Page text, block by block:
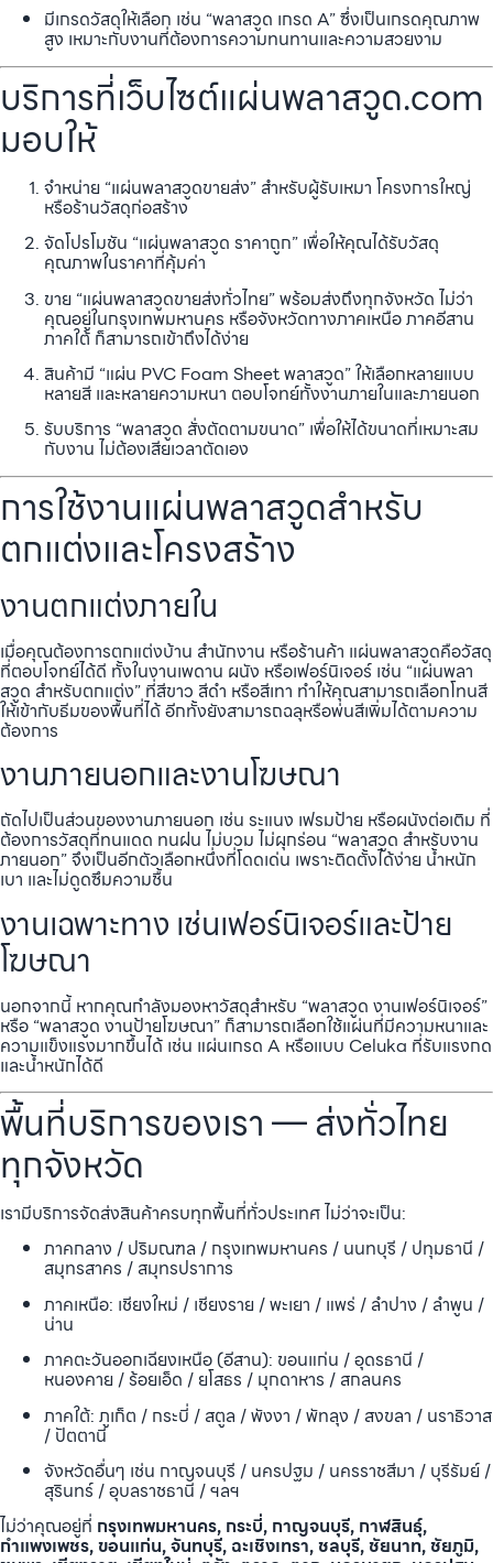
มีเกรดวัสดุให้เลือก เช่น “พลาสวูด เกรด A” ซึ่งเป็นเกรดคุณภาพ
สูง เหมาะกับงานที่ต้องการความทนทานและความสวยงาม
บริการที่เว็บไซต์แผ่นพลาสวูด.com
มอบให้
จำหน่าย “แผ่นพลาสวูดขายส่ง” สำหรับผู้รับเหมา โครงการใหญ่
หรือร้านวัสดุก่อสร้าง
จัดโปรโมชัน “แผ่นพลาสวูด ราคาถูก” เพื่อให้คุณได้รับวัสดุ
คุณภาพในราคาที่คุ้มค่า
ขาย “แผ่นพลาสวูดขายส่งทั่วไทย” พร้อมส่งถึงทุกจังหวัด ไม่ว่า
คุณอยู่ในกรุงเทพมหานคร หรือจังหวัดทางภาคเหนือ ภาคอีสาน
ภาคใต้ ก็สามารถเข้าถึงได้ง่าย
สินค้ามี “แผ่น PVC Foam Sheet พลาสวูด” ให้เลือกหลายแบบ
หลายสี และหลายความหนา ตอบโจทย์ทั้งงานภายในและภายนอก
รับบริการ “พลาสวูด สั่งตัดตามขนาด” เพื่อให้ได้ขนาดที่เหมาะสม
กับงาน ไม่ต้องเสียเวลาตัดเอง
การใช้งานแผ่นพลาสวูดสำหรับ
ตกแต่งและโครงสร้าง
งานตกแต่งภายใน
เมื่อคุณต้องการตกแต่งบ้าน สำนักงาน หรือร้านค้า แผ่นพลาสวูดคือวัสดุ
ที่ตอบโจทย์ได้ดี ทั้งในงานเพดาน ผนัง หรือเฟอร์นิเจอร์ เช่น “แผ่นพลา
สวูด สำหรับตกแต่ง” ที่สีขาว สีดำ หรือสีเทา ทำให้คุณสามารถเลือกโทนสี
ให้เข้ากับธีมของพื้นที่ได้ อีกทั้งยังสามารถฉลุหรือพ่นสีเพิ่มได้ตามความ
ต้องการ
งานภายนอกและงานโฆษณา
ถัดไปเป็นส่วนของงานภายนอก เช่น ระแนง เฟรมป้าย หรือผนังต่อเติม ที่
ต้องการวัสดุที่ทนแดด ทนฝน ไม่บวม ไม่ผุกร่อน “พลาสวูด สำหรับงาน
ภายนอก” จึงเป็นอีกตัวเลือกหนึ่งที่โดดเด่น เพราะติดตั้งได้ง่าย น้ำหนัก
เบา และไม่ดูดซึมความชื้น
งานเฉพาะทาง เช่นเฟอร์นิเจอร์และป้าย
โฆษณา
นอกจากนี้ หากคุณกำลังมองหาวัสดุสำหรับ “พลาสวูด งานเฟอร์นิเจอร์”
หรือ “พลาสวูด งานป้ายโฆษณา” ก็สามารถเลือกใช้แผ่นที่มีความหนาและ
ความแข็งแรงมากขึ้นได้ เช่น แผ่นเกรด A หรือแบบ Celuka ที่รับแรงกด
และน้ำหนักได้ดี
พื้นที่บริการของเรา — ส่งทั่วไทย
ทุกจังหวัด
เรามีบริการจัดส่งสินค้าครบทุกพื้นที่ทั่วประเทศ ไม่ว่าจะเป็น:
ภาคกลาง / ปริมณฑล / กรุงเทพมหานคร / นนทบุรี / ปทุมธานี /
สมุทรสาคร / สมุทรปราการ
ภาคเหนือ: เชียงใหม่ / เชียงราย / พะเยา / แพร่ / ลำปาง / ลำพูน /
น่าน
ภาคตะวันออกเฉียงเหนือ (อีสาน): ขอนแก่น / อุดรธานี /
หนองคาย / ร้อยเอ็ด / ยโสธร / มุกดาหาร / สกลนคร
ภาคใต้: ภูเก็ต / กระบี่ / สตูล / พังงา / พัทลุง / สงขลา / นราธิวาส
/ ปัตตานี
จังหวัดอื่นๆ เช่น กาญจนบุรี / นครปฐม / นครราชสีมา / บุรีรัมย์ /
สุรินทร์ / อุบลราชธานี / ฯลฯ
ไม่ว่าคุณอยู่ที่ กรุงเทพมหานคร, กระบี่, กาญจนบุรี, กาฬสินธุ์,
กำแพงเพชร, ขอนแก่น, จันทบุรี, ฉะเชิงเทรา, ชลบุรี, ชัยนาท, ชัยภูมิ,